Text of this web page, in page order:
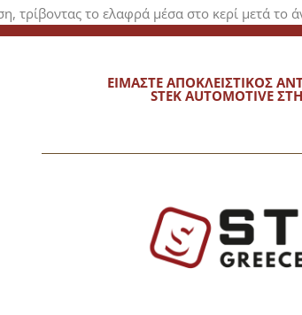
τρίβοντας το ελαφρά μέσα στο κερί μετά το
σας αραιά και ομοιόμορφα, κομμάτι κομμάτι,
μέχρι να γίνει ορατό λευκό υπόλειμμα.
καθαρό πανί μικροϊνών.ΕΙΜΑΣΤΕ ΑΠΟΚΛΕΙΣΤΙΚΟΣ
STEK AUTOMOTIVE